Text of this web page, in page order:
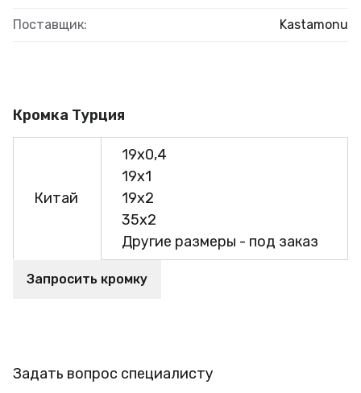
Поставщик: Kastamonu
Кромка Турция
Китай
19х0,4
19х1
19х2
35х2
Другие размеры - под заказ
Запросить кромку
Задать вопрос специалисту